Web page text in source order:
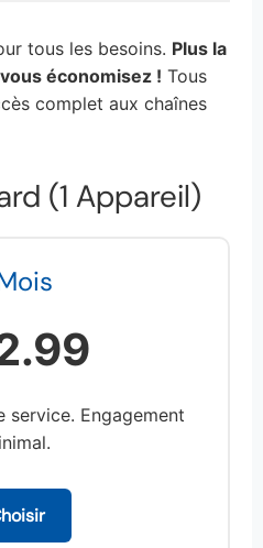
tous les besoins. Plus la
économisez ! Tous
complet aux chaînes
(1 Appareil)
service. Engagement